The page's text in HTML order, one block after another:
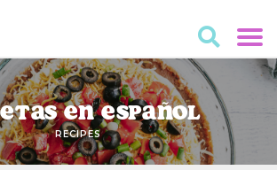
en Español
RECIPES